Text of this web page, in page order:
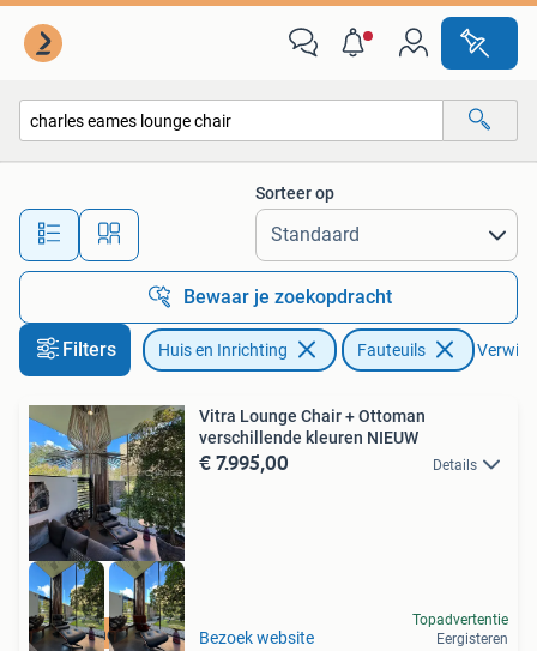
Alle afstanden…
Sorteer op
Bewaar je zoekopdracht
Filters Huis en Inrichting Fauteuils
high-end outlet
Vitra Lounge Chair + Ottoman
verschillende kleuren NIEUW
€ 7.995,00 Details
Bezoek website
Topadvertentie
Eergisteren